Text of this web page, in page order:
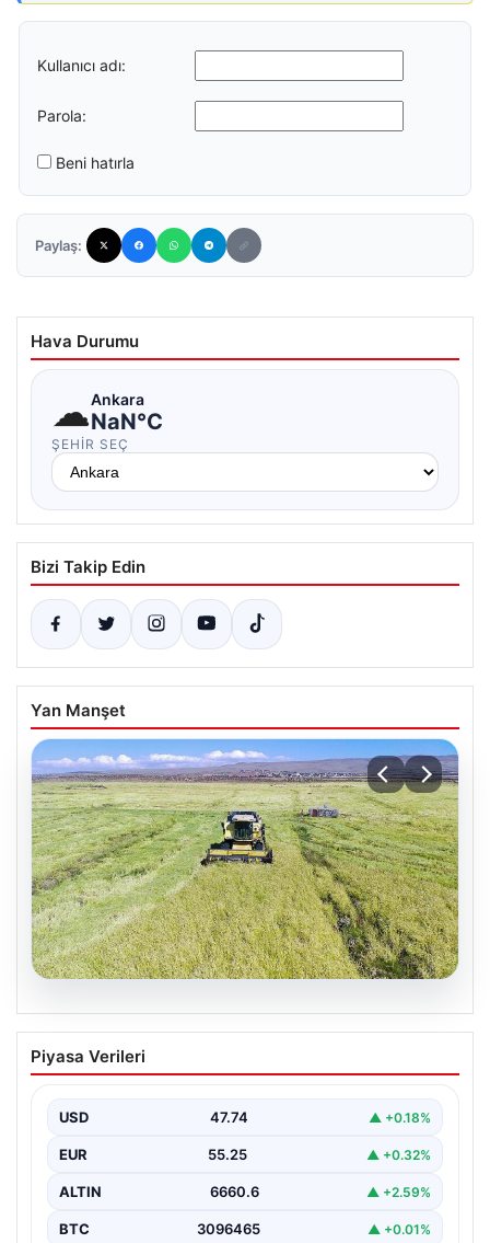
Kullanıcı adı:
Parola:
Beni hatırla
Paylaş:
Hava Durumu
☁Ankara
NaN°C
ŞEHIR SEÇ
Bizi Takip Edin
Yan Manşet
07.08.2026
Tarımsal destekleme ödemeleri bugün
hesaplara yatacak
Piyasa Verileri
USD 47.74 ▲ +0.18%
EUR 55.25 ▲ +0.32%
ALTIN 6660.6 ▲ +2.59%
BTC 3096465 ▲ +0.01%